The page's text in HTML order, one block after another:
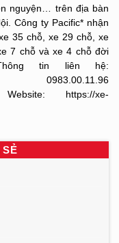
nguyện… trên địa bàn
Công ty Pacific* nhận
35 chỗ, xe 29 chỗ, xe
7 chỗ và xe 4 chỗ đời
tin liên hệ:
Website: https://xe-
SẺ